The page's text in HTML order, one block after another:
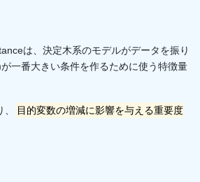
は、決定木系のモデルがデータを振り
一番大きい条件を作るために使う特徴量
目的変数の増減に影響を与える重要度